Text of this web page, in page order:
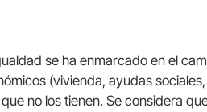
se ha enmarcado en el
(vivienda, ayudas
no los tienen. Se considera